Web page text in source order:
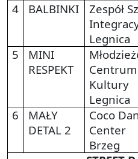
4
BALBINKI
Zespół
Legnica
5
MINI
RESPEKT
Centrum
Kultury
Legnica
6
MAŁY
DETAL 2
Coco
Center
Brzeg